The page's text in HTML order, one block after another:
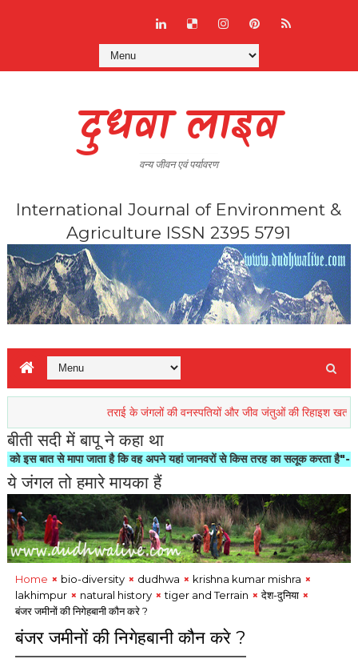
दुधवा लाइव
वन्य जीवन एवं पर्यावरण
International Journal of Environment &
Agriculture ISSN 2395 5791
तराई के जंगलों की वनस्पतियों और जीव जंतुओं की रिहाइश खतरें में
बीती सदी में बापू ने कहा था
जाता है कि वह अपने यहां जानवरों से किस तरह का सलूक करता है"- मोहनदास
ये जंगल तो हमारे मायका हैं
Home bio-diversity dudhwa
krishna kumar mishra
lakhimpur
natural history tiger and Terrain
देश-दुनिया
बंजर जमीनों की निगेहबानी कौन करे ?
बंजर जमीनों की निगेहबानी कौन करे ?